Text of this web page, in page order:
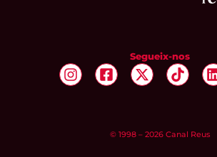
Segueix-nos
© 1998 – 2026 Canal Reus